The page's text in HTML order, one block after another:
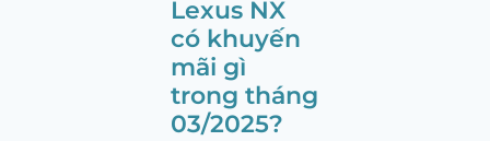
Lexus NX
có khuyến
mãi gì
trong tháng
03/2025?